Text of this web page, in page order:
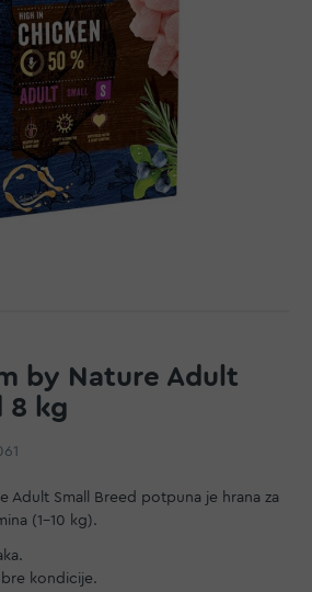
by Nature Adult
8 kg
Adult Small Breed potpuna je hrana za
(1-10 kg).
kondicije.